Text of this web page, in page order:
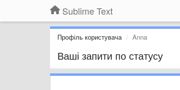
Sublime Text
Профіль користувача Anna
Ваші запити по статусу